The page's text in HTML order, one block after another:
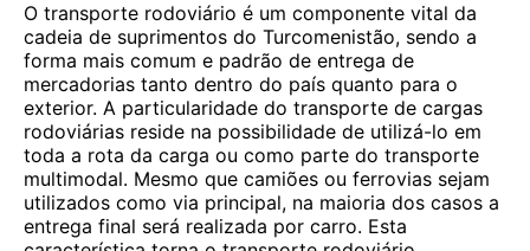
O transporte rodoviário é um componente vital da
cadeia de suprimentos do Turcomenistão, sendo a
forma mais comum e padrão de entrega de
mercadorias tanto dentro do país quanto para o
exterior. A particularidade do transporte de cargas
rodoviárias reside na possibilidade de utilizá-lo em
toda a rota da carga ou como parte do transporte
multimodal. Mesmo que camiões ou ferrovias sejam
utilizados como via principal, na maioria dos casos a
entrega final será realizada por carro. Esta